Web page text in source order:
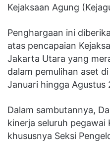
Kejaksaan Agung
Penghargaan ini
atas pencapaian
Jakarta Utara yang
dalam pemulihan aset
Januari hingga Agustus
Dalam sambutannya,
kinerja seluruh pegawai
khususnya Seksi